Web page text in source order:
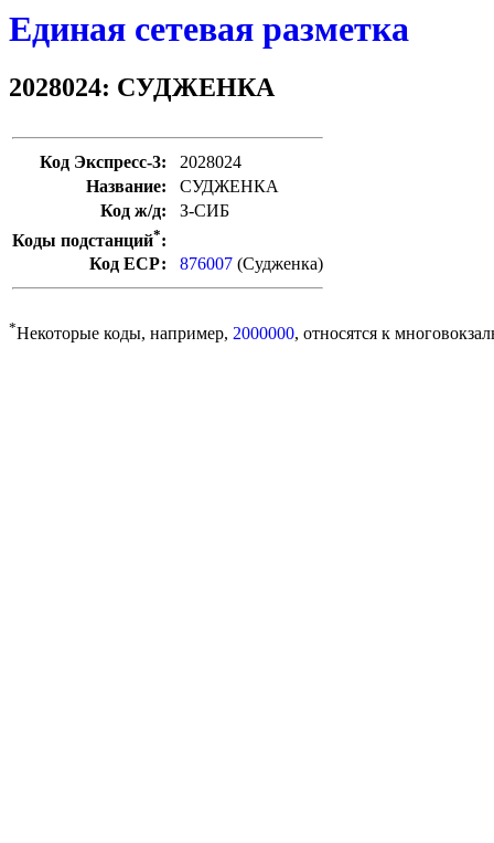
Единая сетевая разметка
2028024: СУДЖЕНКА
Код Экспресс-3:
2028024
Название:
СУДЖЕНКА
Код ж/д:
З-СИБ
Коды подстанций*:
Код ЕСР:
876007 (Судженка)
*Некоторые коды, например, 2000000, относятся к